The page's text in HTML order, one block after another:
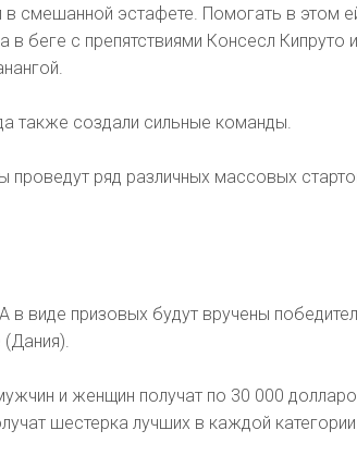
смешанной эстафете. Помогать в этом
в беге с препятствиями Консесл Кипруто и
также создали сильные команды.
проведут ряд различных массовых
виде призовых будут вручены
(Дания).
и женщин получат по 30 000
шестерка лучших в каждой